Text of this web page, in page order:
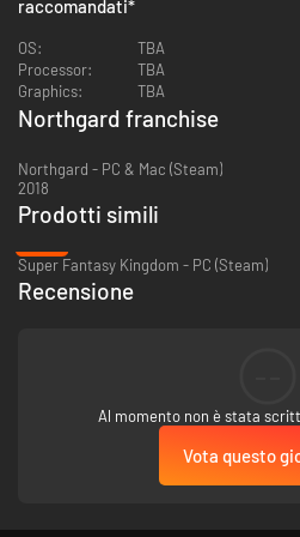
will challenge others and defend its own
raccomandati*
OS:
TBA
Processor:
TBA
Graphics:
TBA
Northgard franchise
Northgard - PC & Mac (Steam)
2018
Prodotti simili
Super Fantasy Kingdom - PC (Steam)
Recensione
Al momento non è stata
Vota questo